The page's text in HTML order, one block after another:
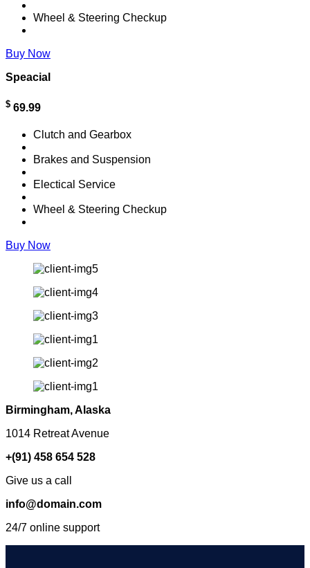
Wheel & Steering Checkup
Buy Now
Speacial
$ 69.99
Clutch and Gearbox
Brakes and Suspension
Electical Service
Wheel & Steering Checkup
Buy Now
Birmingham, Alaska
1014 Retreat Avenue
+(91) 458 654 528
Give us a call
info@domain.com
24/7 online support